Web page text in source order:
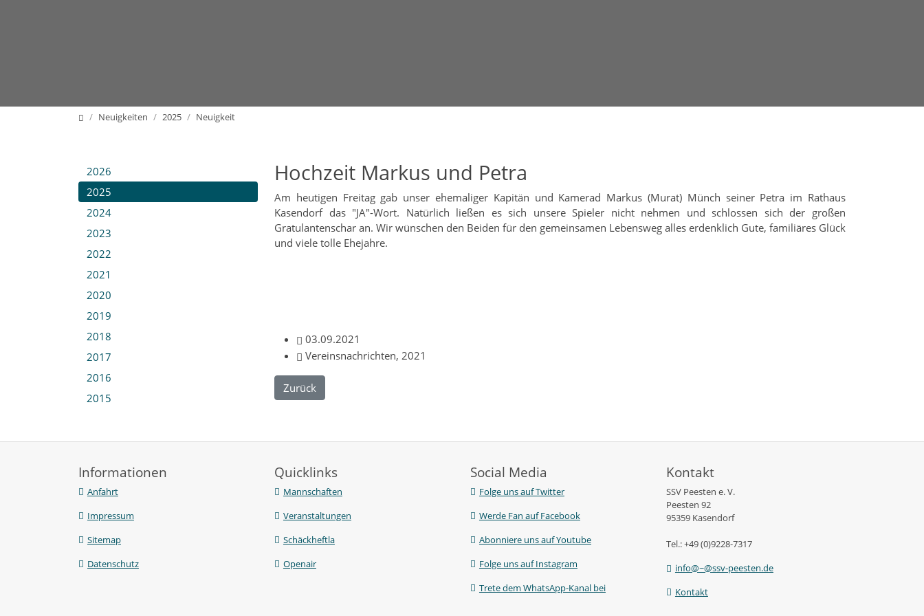
HomeNeuigkeiten 2025 Neuigkeit
Hochzeit Markus und Petra
Am heutigen Freitag gab unser ehemaliger Kapitän und Kamerad Markus (Murat) Münch seiner Petra im Rathaus
Kasendorf das "JA"-Wort. Natürlich ließen es sich unsere Spieler nicht nehmen und schlossen sich der großen
Gratulantenschar an. Wir wünschen den Beiden für den gemeinsamen Lebensweg alles erdenklich Gute, familiäres Glück
und viele tolle Ehejahre.
03.09.2021
Vereinsnachrichten, 2021
Zurück
2026
2025
2024
2023
2022
2021
2020
2019
2018
2017
2016
2015
Informationen
Anfahrt
Impressum
Sitemap
Datenschutz
Quicklinks
Mannschaften
Veranstaltungen
Schäckheftla
Openair
Social Media
Folge uns auf Twitter
Werde Fan auf Facebook
Abonniere uns auf Youtube
Folge uns auf Instagram
Trete dem WhatsApp-Kanal bei
Kontakt
SSV Peesten e. V.
Peesten 92
95359 Kasendorf
Tel.: +49 (0)9228-7317
info@~@ssv-peesten.de
Kontakt